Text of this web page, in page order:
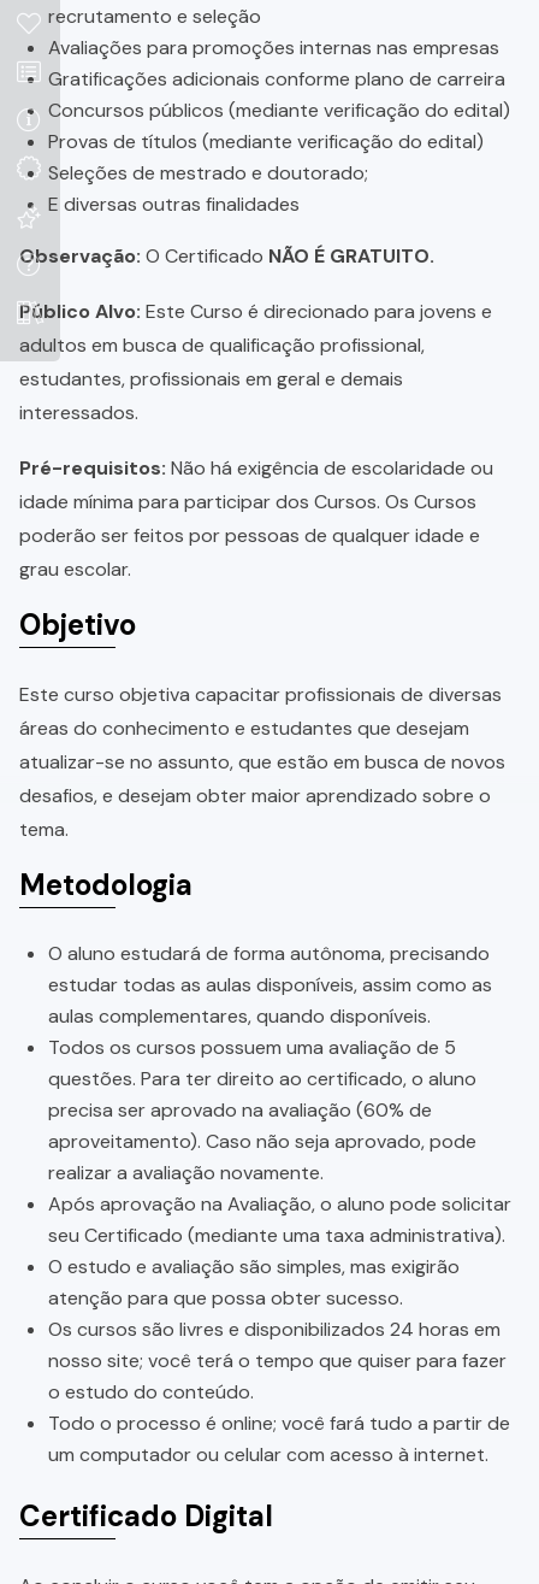
recrutamento e seleção
Avaliações para promoções internas nas empresas
Gratificações adicionais conforme plano de carreira
Concursos públicos (mediante verificação do edital)
Provas de títulos (mediante verificação do edital)
Seleções de mestrado e doutorado;
E diversas outras finalidades
Observação: O Certificado NÃO É GRATUITO.
Público Alvo: Este Curso é direcionado para jovens e
adultos em busca de qualificação profissional,
estudantes, profissionais em geral e demais
interessados.
Pré-requisitos: Não há exigência de escolaridade ou
idade mínima para participar dos Cursos. Os Cursos
poderão ser feitos por pessoas de qualquer idade e
grau escolar.
Objetivo
Este curso objetiva capacitar profissionais de diversas
áreas do conhecimento e estudantes que desejam
atualizar-se no assunto, que estão em busca de novos
desafios, e desejam obter maior aprendizado sobre o
tema.
Metodologia
O aluno estudará de forma autônoma, precisando
estudar todas as aulas disponíveis, assim como as
aulas complementares, quando disponíveis.
Todos os cursos possuem uma avaliação de 5
questões. Para ter direito ao certificado, o aluno
precisa ser aprovado na avaliação (60% de
aproveitamento). Caso não seja aprovado, pode
realizar a avaliação novamente.
Após aprovação na Avaliação, o aluno pode solicitar
seu Certificado (mediante uma taxa administrativa).
O estudo e avaliação são simples, mas exigirão
atenção para que possa obter sucesso.
Os cursos são livres e disponibilizados 24 horas em
nosso site; você terá o tempo que quiser para fazer
o estudo do conteúdo.
Todo o processo é online; você fará tudo a partir de
um computador ou celular com acesso à internet.
Certificado Digital